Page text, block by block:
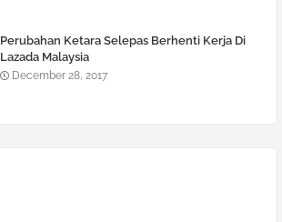
Perubahan Ketara Selepas Berhenti Kerja Di
Lazada Malaysia
December 28, 2017